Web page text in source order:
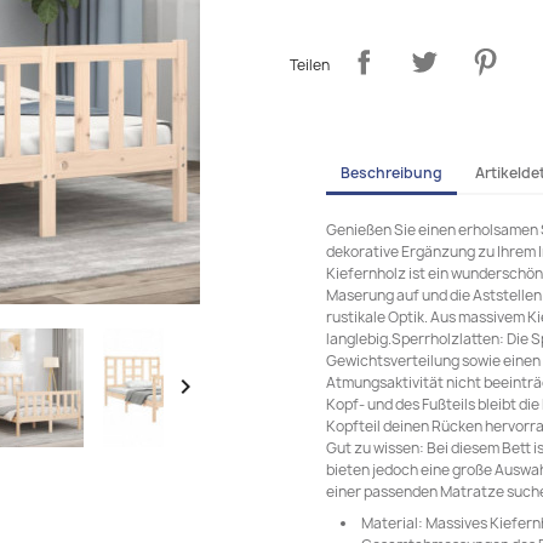

Teilen
Beschreibung
Genießen Sie einen
dekorative Ergänzung zu Ihrem
Kiefernholz ist ein
Maserung auf und die
rustikale Optik. Aus massivem
langlebig.Sperrholzlatten: Die
Gewichtsverteilung sowie
Atmungsaktivität nicht
Kopf- und des Fußteils bleibt
Kopfteil deinen Rücken
Gut zu wissen: Bei diesem
bieten jedoch eine große
einer passenden Matratze
Material: Massives